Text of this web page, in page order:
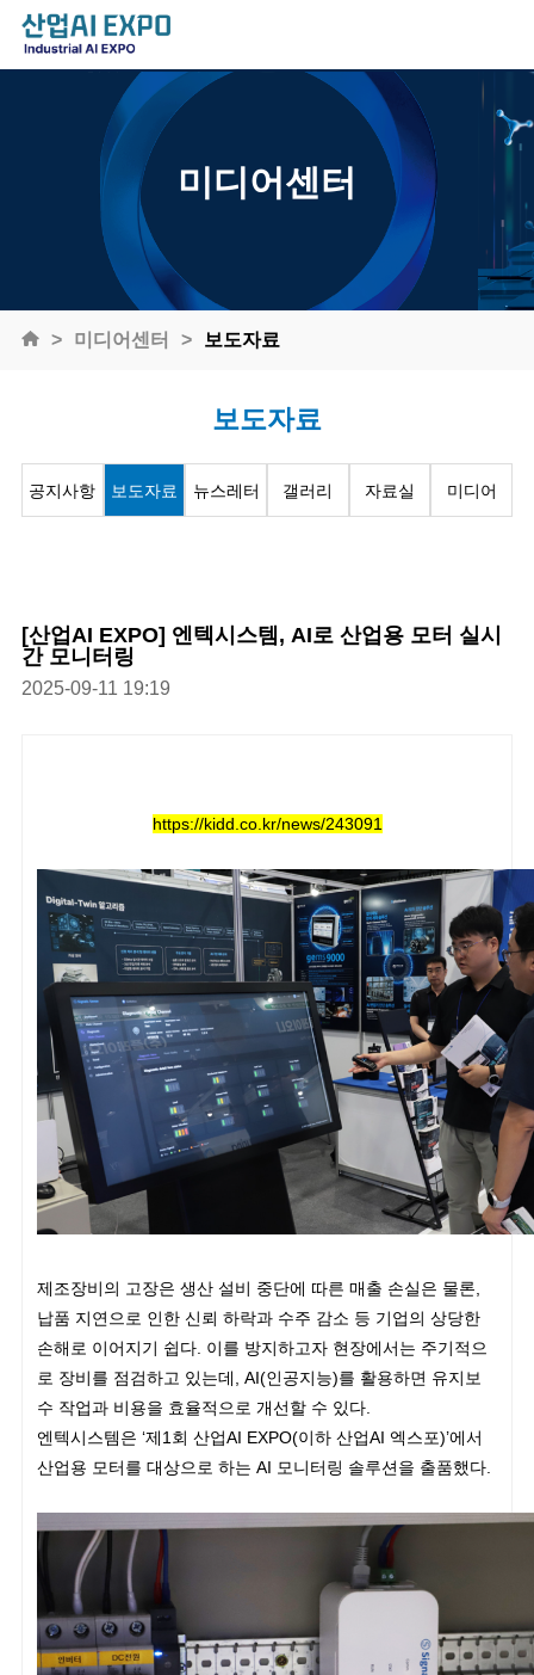
미디어센터
미디어센터 보도자료
보도자료
공지사항 보도자료 뉴스레터 갤러리 자료실 미디어
[산업AI EXPO] 엔텍시스템, AI로 산업용 모터 실시
간 모니터링
2025-09-11 19:19
https://kidd.co.kr/news/243091
제조장비의 고장은 생산 설비 중단에 따른 매출 손실은 물론,
납품 지연으로 인한 신뢰 하락과 수주 감소 등 기업의 상당한
손해로 이어지기 쉽다. 이를 방지하고자 현장에서는 주기적으
로 장비를 점검하고 있는데, AI(인공지능)를 활용하면 유지보
수 작업과 비용을 효율적으로 개선할 수 있다.
엔텍시스템은 ‘제1회 산업AI EXPO(이하 산업AI 엑스포)’에서
산업용 모터를 대상으로 하는 AI 모니터링 솔루션을 출품했다.